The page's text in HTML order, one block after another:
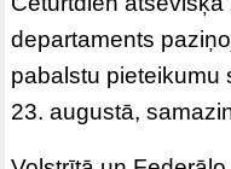
departaments
pabalstu pieteikumu
23. augustā,